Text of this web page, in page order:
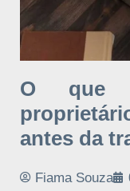
O que
antes da
Fiama Souza